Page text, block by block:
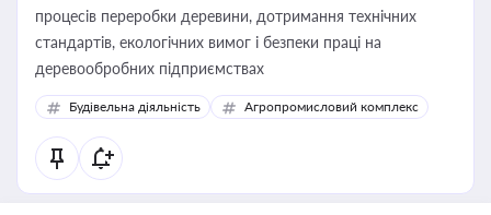
процесів переробки деревини, дотримання технічних
стандартів, екологічних вимог і безпеки праці на
деревообробних підприємствах
Будівельна діяльність Агропромисловий комплекс